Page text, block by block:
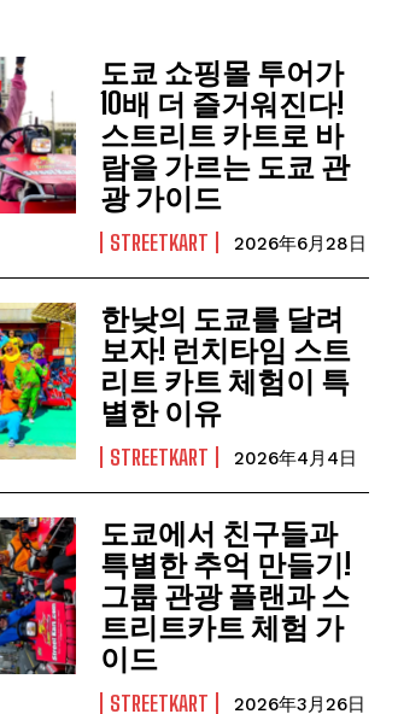
도쿄 쇼핑몰 투어가
10배 더 즐거워진다!
스트리트 카트로 바
람을 가르는 도쿄 관
광 가이드
STREETKART 2026年6月28日
한낮의 도쿄를 달려
보자! 런치타임 스트
리트 카트 체험이 특
별한 이유
STREETKART 2026年4月4日
도쿄에서 친구들과
특별한 추억 만들기!
그룹 관광 플랜과 스
트리트카트 체험 가
이드
STREETKART 2026年3月26日